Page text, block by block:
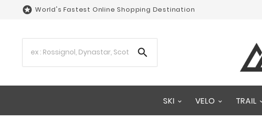
 World's Fastest Online Shopping Destination

SKI VELO TRAIL